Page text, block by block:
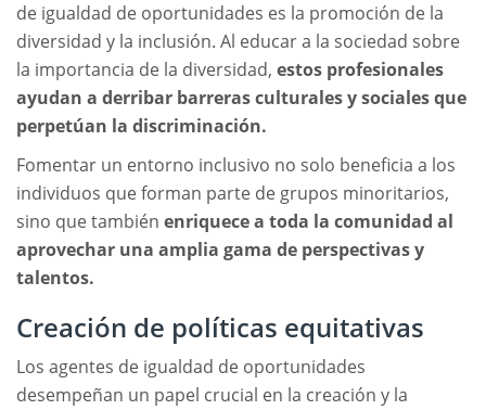
de igualdad de oportunidades es la promoción de la
diversidad y la inclusión. Al educar a la sociedad sobre
la importancia de la diversidad, estos profesionales
ayudan a derribar barreras culturales y sociales que
perpetúan la discriminación.
Fomentar un entorno inclusivo no solo beneficia a los
individuos que forman parte de grupos minoritarios,
sino que también enriquece a toda la comunidad al
aprovechar una amplia gama de perspectivas y
talentos.
Creación de políticas equitativas
Los agentes de igualdad de oportunidades
desempeñan un papel crucial en la creación y la